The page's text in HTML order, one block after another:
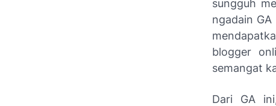
sungguh
ngadain
blogger
semangat
Dari GA